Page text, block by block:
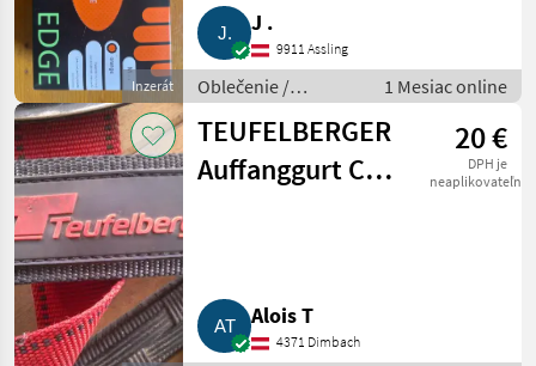
Inzerát
J .
9911 Assling
Oblečenie /
Poľnohospodárstvo
1 Mesiac online
TEUFELBERGER
Auffanggurt C3
20 €
DPH je
neaplikovateľné
Alois T
4371 Dimbach